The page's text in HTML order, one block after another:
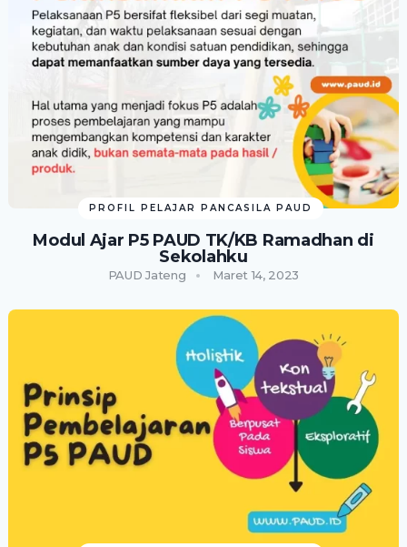
PROFIL PELAJAR PANCASILA PAUD
Modul Ajar P5 PAUD TK/KB Ramadhan di
Sekolahku
PAUD Jateng Maret 14, 2023